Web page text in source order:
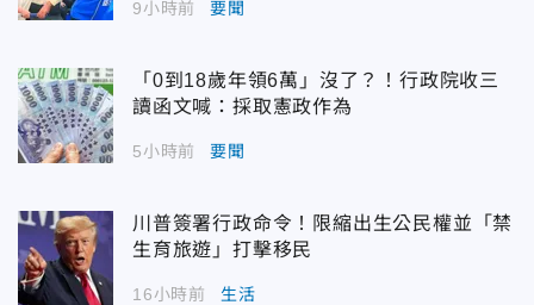
9小時前 要聞
「0到18歲年領6萬」沒了？！行政院收三
讀函文喊：採取憲政作為
5小時前 要聞
川普簽署行政命令！限縮出生公民權並「禁
生育旅遊」打擊移民
16小時前 生活